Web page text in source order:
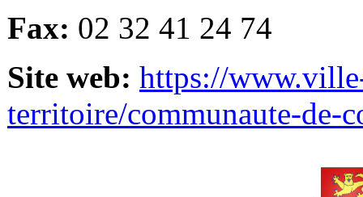
Fax: 02 32 41 24 74
Site web: https://
territoire/communaute-de-